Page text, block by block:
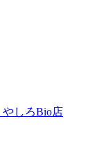
しろBio店